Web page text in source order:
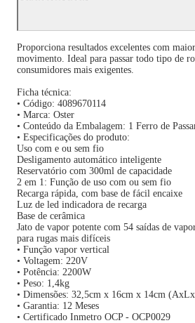
Proporciona resultados excelentes com
movimento. Ideal para passar todo tipo de
consumidores mais exigentes.
Ficha técnica:
• Código: 4089670114
• Marca: Oster
• Conteúdo da Embalagem: 1 Ferro de
• Especificações do produto:
Uso com e ou sem fio
Desligamento automático inteligente
Reservatório com 300ml de capacidade
2 em 1: Função de uso com ou sem fio
Recarga rápida, com base de fácil encaixe
Luz de led indicadora de recarga
Base de cerâmica
Jato de vapor potente com 54 saídas de
para rugas mais difíceis
• Função vapor vertical
• Voltagem: 220V
• Potência: 2200W
• Peso: 1,4kg
• Dimensões: 32,5cm x 16cm x 14cm
• Garantia: 12 Meses
• Certificado Inmetro OCP - OCP0029